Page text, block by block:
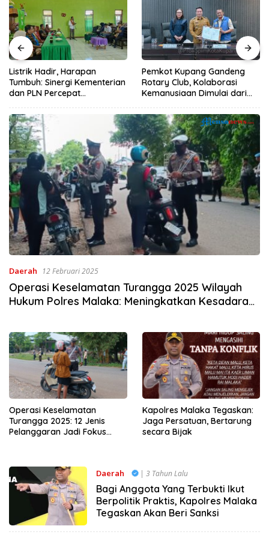
Listrik Hadir, Harapan
Tumbuh: Sinergi Kementerian
dan PLN Percepat
Desa Oelbiteno
Pemkot Kupang Gandeng
Rotary Club, Kolaborasi
Kemanusiaan Dimulai dari
Lebih Sehat
Daerah 12 Februari 2025
Operasi Keselamatan Turangga 2025 Wilayah
Hukum Polres Malaka: Meningkatkan Kesadaran
Operasi Keselamatan
Turangga 2025: 12 Jenis
Pelanggaran Jadi Fokus
Kapolres Malaka Tegaskan:
Jaga Persatuan, Bertarung
secara Bijak
Daerah | 3 Tahun Lalu
Bagi Anggota Yang Terbukti Ikut
Berpolitik Praktis, Kapolres Malaka
Tegaskan Akan Beri Sanksi